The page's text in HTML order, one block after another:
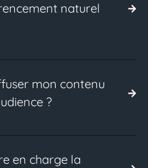
naturel
mon contenu
?
en charge la